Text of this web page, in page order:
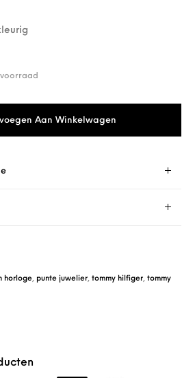
voorraad
Aan Winkelwagen
horloge, punte juwelier,tommy hilfiger,tommy